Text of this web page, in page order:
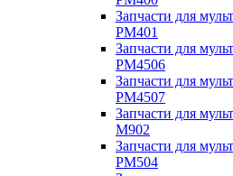
Запчасти для
PM401
Запчасти для
PM4506
Запчасти для
PM4507
Запчасти для
M902
Запчасти для
PM504